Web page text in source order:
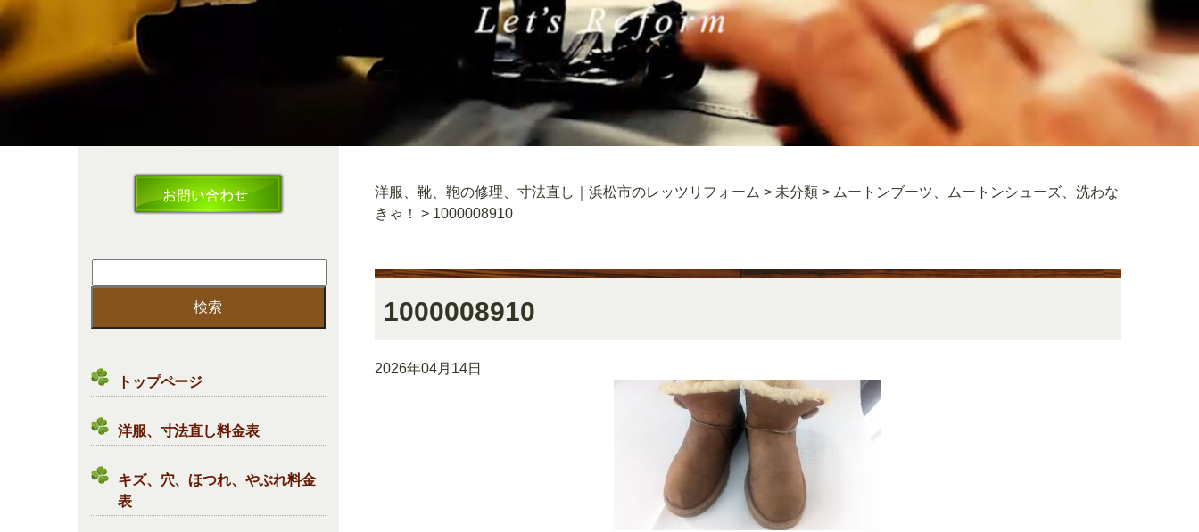
索:
トップページ
洋服、寸法直し料金表
キズ、穴、ほつれ、やぶれ料金
表
洋服、靴、鞄の修理、寸法直し｜浜松市のレッツリフォーム > 未分類> ムートンブーツ、ムートンシューズ、洗わな
きゃ！
> 1000008910
1000008910
2026年04月14日